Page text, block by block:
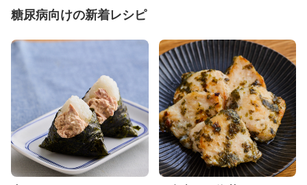
糖尿病向けの新着レシピ